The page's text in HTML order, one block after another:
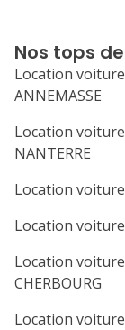
Nos tops
Location voiture
ANNEMASSE
Location voiture
NANTERRE
Location voiture
Location voiture
Location voiture
CHERBOURG
Location voiture